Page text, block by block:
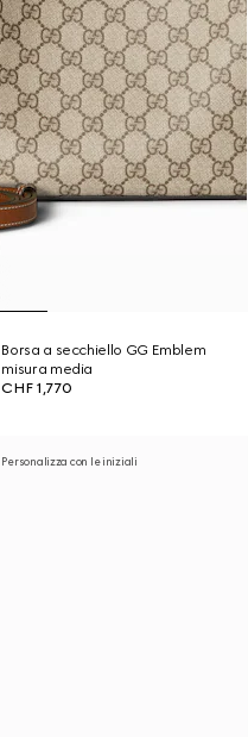
Borsa a secchiello GG Emblem
misura media
CHF 1,770
Personalizza con le iniziali